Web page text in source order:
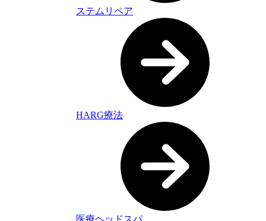
ステムリペア
HARG療法
医療ヘッドスパ